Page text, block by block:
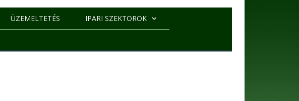
ÜZEMELTETÉS IPARI SZEKTOROK